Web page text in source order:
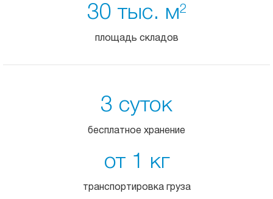
30 тыс. м2
площадь складов
3 суток
бесплатное хранение
от 1 кг
транспортировка груза